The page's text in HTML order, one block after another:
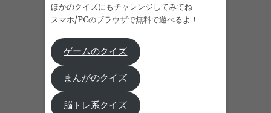
ほかのクイズにもチャレンジしてみてね
スマホ/PCのブラウザで無料で遊べるよ！
ゲームのクイズ
まんがのクイズ
脳トレ系クイズ